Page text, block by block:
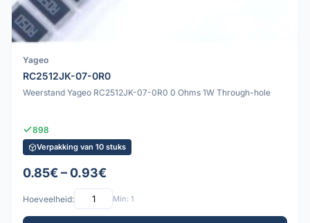
Yageo
RC2512JK-07-0R0
Weerstand Yageo RC2512JK-07-0R0 0 Ohms 1W Through-hole
898
Verpakking van 10 stuks
0.85€ – 0.93€
Hoeveelheid: Min: 1